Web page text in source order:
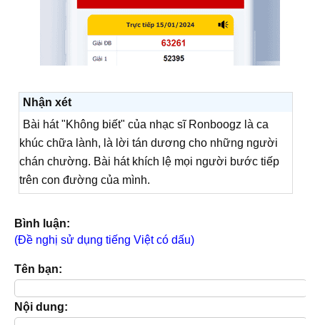
Nhận xét
Bài hát "Không biết" của nhạc sĩ Ronboogz là ca
khúc chữa lành, là lời tán dương cho những người
chán chường. Bài hát khích lệ mọi người bước tiếp
trên con đường của mình.
Bình luận:
(Đề nghị sử dụng tiếng Việt có dấu)
Tên bạn:
Nội dung: